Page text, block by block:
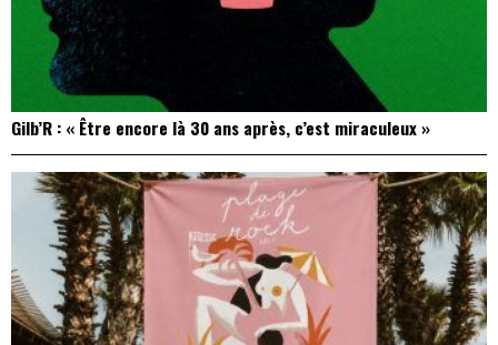
Gilb’R : « Être encore là 30 ans après, c’est miraculeux »